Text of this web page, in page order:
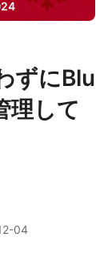
ずにBlu
理して
04